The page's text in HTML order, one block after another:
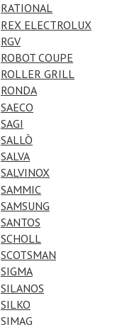
RATIONAL
REX ELECTROLUX
RGV
ROBOT COUPE
ROLLER GRILL
RONDA
SAECO
SAGI
SALLÒ
SALVA
SALVINOX
SAMMIC
SAMSUNG
SANTOS
SCHOLL
SCOTSMAN
SIGMA
SILANOS
SILKO
SIMAG